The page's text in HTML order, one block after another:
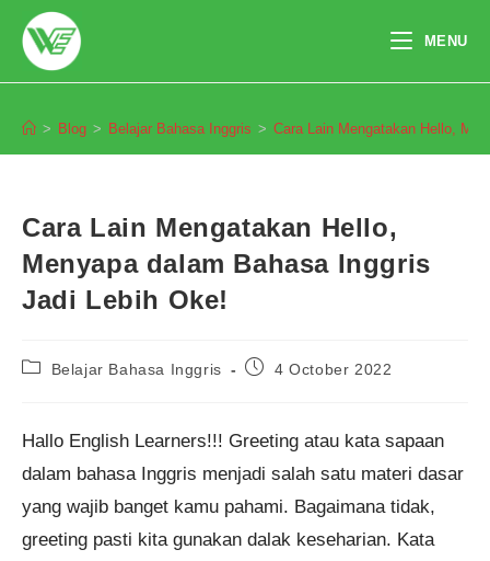
content
MENU
> Blog > Belajar Bahasa Inggris > Cara Lain Mengatakan Hello,
Cara Lain Mengatakan Hello,
Menyapa dalam Bahasa Inggris
Jadi Lebih Oke!
PostBelajar Bahasa Inggris
Post4 October 2022
Hallo English Learners!!! Greeting atau kata sapaan
dalam bahasa Inggris menjadi salah satu materi dasar
yang wajib banget kamu pahami. Bagaimana tidak,
greeting pasti kita gunakan dalak keseharian. Kata